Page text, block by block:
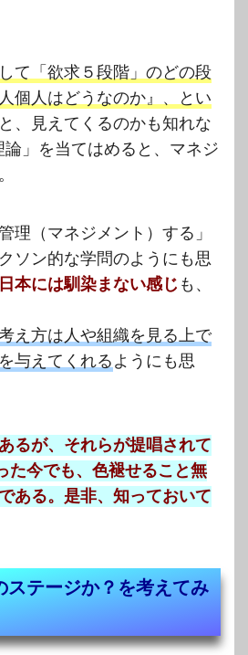
て「欲求５段階」のどの段
個人はどうなのか』、とい
と、見えてくるのかも知れな
」を当てはめると、マネジ
理（マネジメント）する」
ソン的な学問のようにも思
本には馴染まない感じ も、
え方は人や組織を見る上で
与えてくれるようにも思
るが、それらが提唱されて
た今でも、色褪せること無
ある。是非、知っておいて
ステージか？を考えてみ